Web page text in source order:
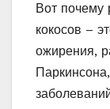
Вот почему
кокосов –
ожирения,